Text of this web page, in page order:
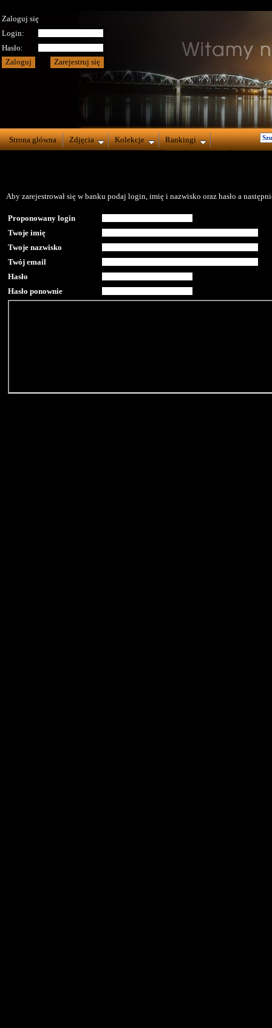
Zaloguj się
Login:
Hasło:
Strona główna Zdjęcia Kolekcje Rankingi
Aby zarejestrował się w banku podaj login, imię i nazwisko oraz hasło a
Proponowany login
Twoje imię
Twoje nazwisko
Twój email
Hasło
Hasło ponownie